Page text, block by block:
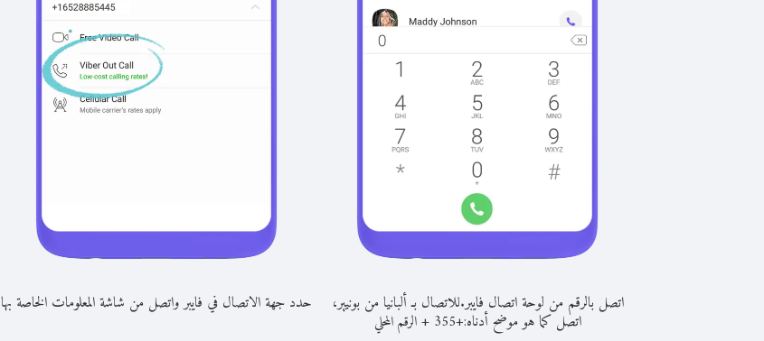
اتصل بالرقم من لوحة اتصال فايبر.للاتصال بـ ألبانيا من بونيير،
اتصل كما هو موضح أدناه:+
355
+الرقم المحلي
حدد جهة الاتصال في فايبر واتصل من شاشة المعلومات الخاصة بها